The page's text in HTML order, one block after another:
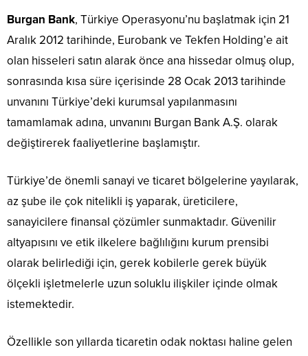
Burgan Bank, Türkiye Operasyonu’nu başlatmak için 21
Aralık 2012 tarihinde, Eurobank ve Tekfen Holding’e ait
olan hisseleri satın alarak önce ana hissedar olmuş olup,
sonrasında kısa süre içerisinde 28 Ocak 2013 tarihinde
unvanını Türkiye’deki kurumsal yapılanmasını
tamamlamak adına, unvanını Burgan Bank A.Ş. olarak
değiştirerek faaliyetlerine başlamıştır.
Türkiye’de önemli sanayi ve ticaret bölgelerine yayılarak,
az şube ile çok nitelikli iş yaparak, üreticilere,
sanayicilere finansal çözümler sunmaktadır. Güvenilir
altyapısını ve etik ilkelere bağlılığını kurum prensibi
olarak belirlediği için, gerek kobilerle gerek büyük
ölçekli işletmelerle uzun soluklu ilişkiler içinde olmak
istemektedir.
Özellikle son yıllarda ticaretin odak noktası haline gelen